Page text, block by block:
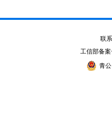
联
工信部备
青公